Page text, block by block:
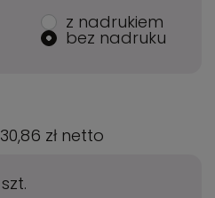
z nadrukiem
bez nadruku
30,86 zł netto
szt.